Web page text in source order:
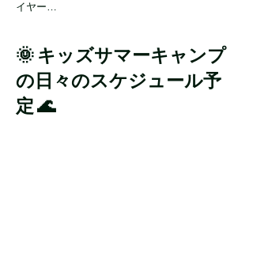
イヤー…
🌞 キッズサマーキャンプ
の日々のスケジュール予
定 🌊